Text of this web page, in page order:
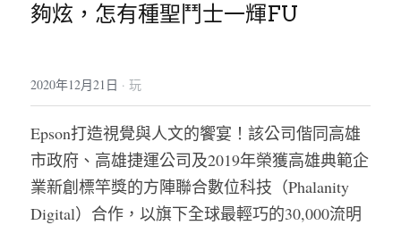
夠炫，怎有種聖鬥士一輝FU
2020年12月21日 · 玩
Epson打造視覺與人文的饗宴！該公司偕同高雄
市政府、高雄捷運公司及2019年榮獲高雄典範企
業新創標竿獎的方陣聯合數位科技（Phalanity
Digital）合作，以旗下全球最輕巧的30,000流明